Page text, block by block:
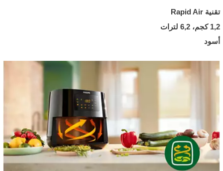
تقنية Rapid Air
1,2 كجم، 6,2 لترات
أسود